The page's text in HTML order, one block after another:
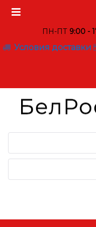
ПН-ПТ 9:00 -
Условия доставки